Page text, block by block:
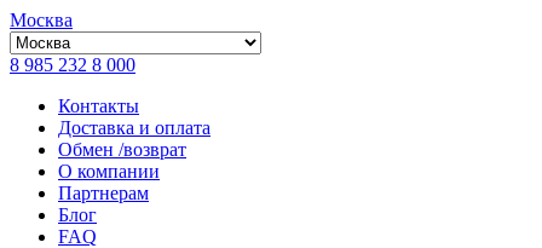
Москва
8 985 232 8 000
Контакты
Доставка и оплата
Обмен /возврат
О компании
Партнерам
Блог
FAQ